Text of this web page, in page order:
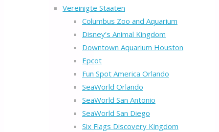
Vereinigte Staaten
Columbus Zoo and Aquarium
Disney’s Animal Kingdom
Downtown Aquarium Houston
Epcot
Fun Spot America Orlando
SeaWorld Orlando
SeaWorld San Antonio
SeaWorld San Diego
Six Flags Discovery Kingdom